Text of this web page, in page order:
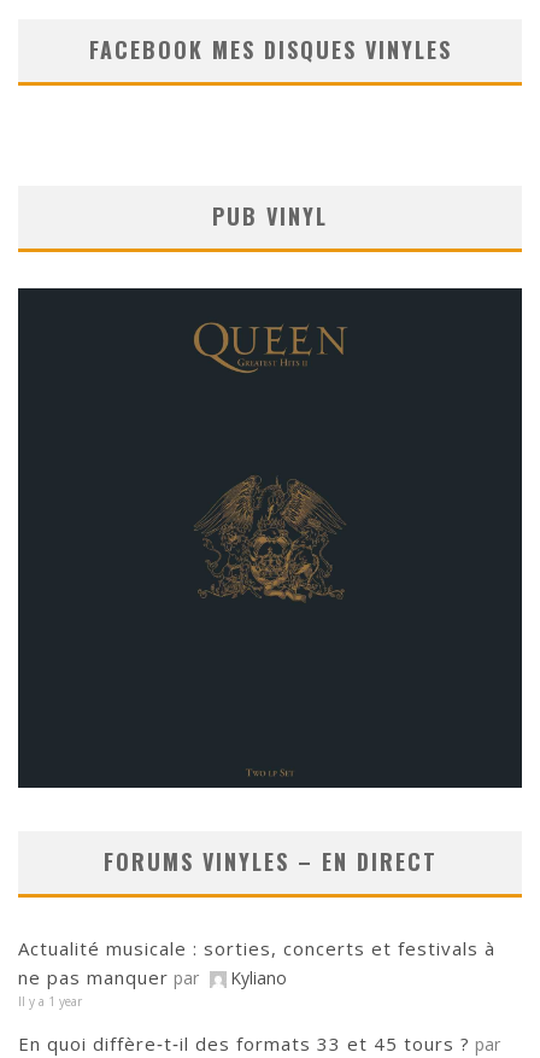
FACEBOOK MES DISQUES VINYLES
PUB VINYL
FORUMS VINYLES – EN DIRECT
Actualité musicale : sorties, concerts et festivals à
ne pas manquer par Kyliano
Il y a 1 year
En quoi diffère‑t‑il des formats 33 et 45 tours ? par